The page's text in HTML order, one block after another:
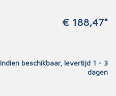
€ 188,47*
Indien beschikbaar, levertijd 1 - 3
dagen